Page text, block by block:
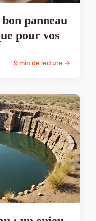
panneau
pour vos
9 min de lecture →